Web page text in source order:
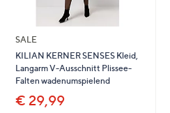
SALE
KILIAN KERNER SENSES Kleid,
Langarm V-Ausschnitt Plissee-
Falten wadenumspielend
€ 29,99